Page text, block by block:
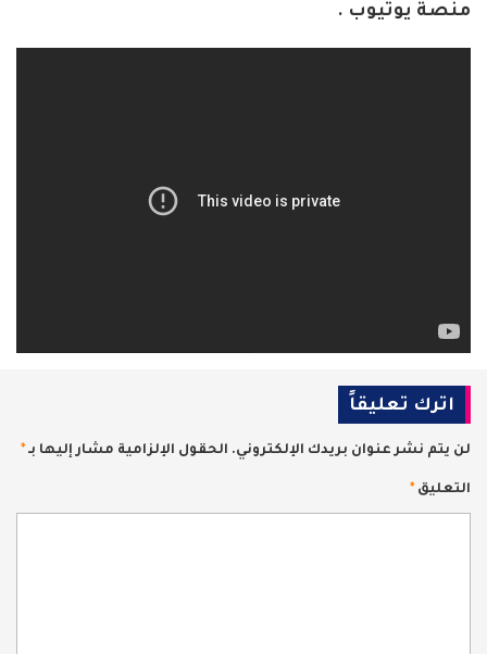
منصة يوتيوب .
اترك تعليقاً
لن يتم نشر عنوان بريدك الإلكتروني. الحقول الإلزامية مشار إليها بـ*
التعليق*